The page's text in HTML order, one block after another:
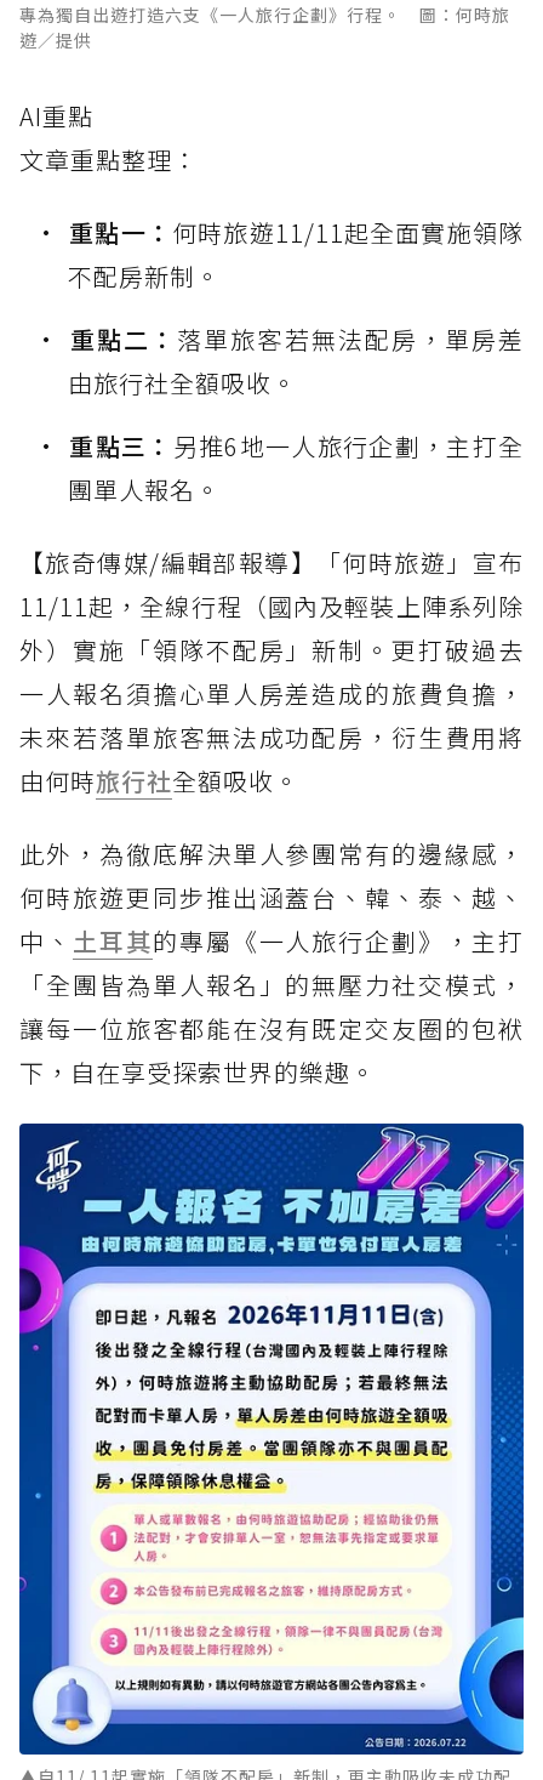
專為獨自出遊打造六支《一人旅行企劃》行程。 圖：何時旅
遊／提供
AI重點
文章重點整理：
重點一： 何時旅遊11/11起全面實施領隊
不配房新制。
重點二： 落單旅客若無法配房，單房差
由旅行社全額吸收。
重點三： 另推6地一人旅行企劃，主打全
團單人報名。
【旅奇傳媒/編輯部報導】「何時旅遊」宣布
11/11起，全線行程（國內及輕裝上陣系列除
外）實施「領隊不配房」新制。更打破過去
一人報名須擔心單人房差造成的旅費負擔，
未來若落單旅客無法成功配房，衍生費用將
由何時旅行社全額吸收。
此外，為徹底解決單人參團常有的邊緣感，
何時旅遊更同步推出涵蓋台、韓、泰、越、
中、 土耳其的專屬《一人旅行企劃》，主打
「全團皆為單人報名」的無壓力社交模式，
讓每一位旅客都能在沒有既定交友圈的包袱
下，自在享受探索世界的樂趣。